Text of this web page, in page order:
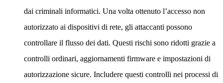
dai criminali informatici. Una volta ottenuto l’accesso non
autorizzato ai dispositivi di rete, gli attaccanti possono
controllare il flusso dei dati. Questi rischi sono ridotti grazie a
controlli ordinari, aggiornamenti firmware e impostazioni di
autorizzazione sicure. Includere questi controlli nei processi di